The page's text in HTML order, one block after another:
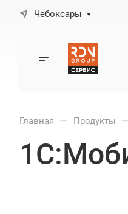
Чебоксары
Главная — Продукты —